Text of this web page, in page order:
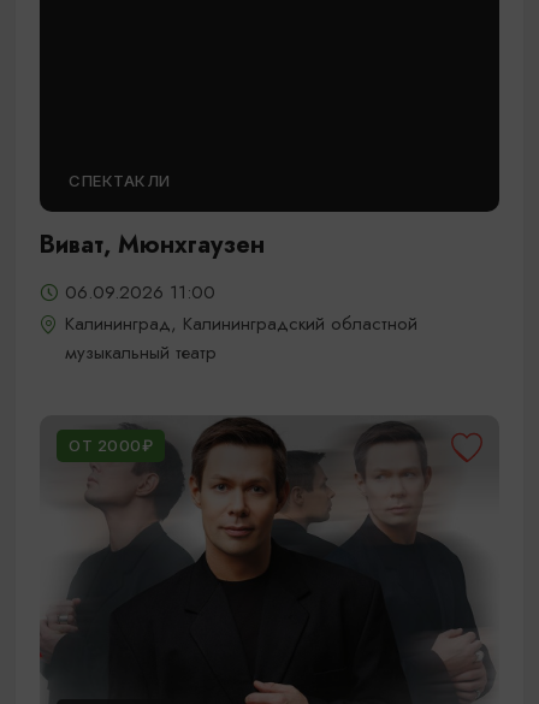
СПЕКТАКЛИ
Виват, Мюнхгаузен
06.09.2026 11:00
Калининград, Калининградский областной
музыкальный театр
ОТ 2000₽